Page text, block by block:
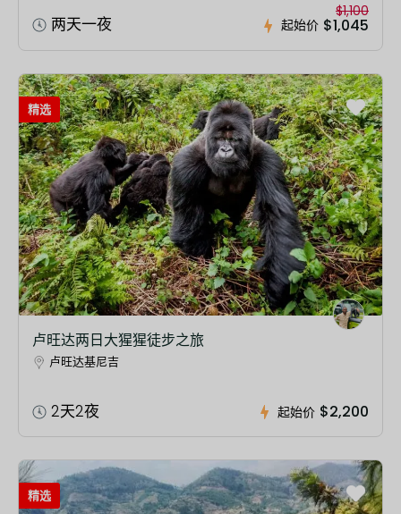
两天一夜 起始价
$1,100
$1,045
精选
卢旺达两日大猩猩徒步之旅
卢旺达基尼吉
2天2夜 起始价 $2,200
精选